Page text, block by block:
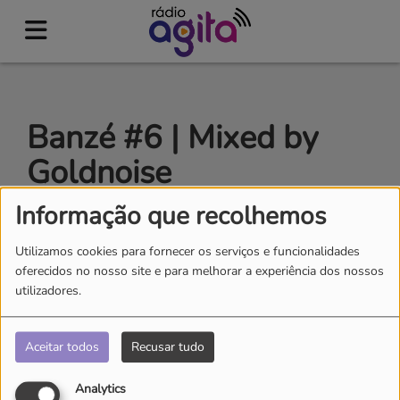
Informação que recolhemos
Utilizamos cookies para fornecer os serviços e funcionalidades
oferecidos no nosso site e para melhorar a experiência dos nossos
utilizadores.
Aceitar todos Recusar tudo
Analytics
Banzé #6 | Mixed by
Goldnoise